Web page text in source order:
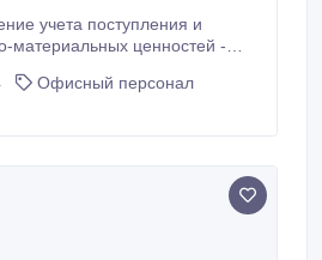
учета поступления и
материальных ценностей -
- работа с
Требования: - опыт
новой продукции Условия:
- возможен карьерный
- обучение
Офисный персонал